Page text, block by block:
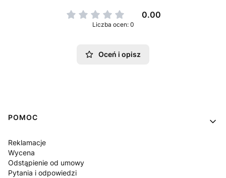
0.00
Liczba ocen: 0
Oceń i opisz
Linki w stopce
POMOC
Reklamacje
Wycena
Odstąpienie od umowy
Pytania i odpowiedzi